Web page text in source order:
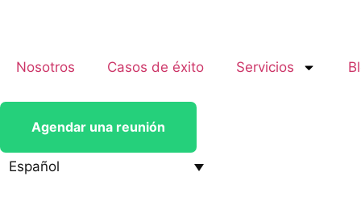
Nosotros Casos de éxito Servicios
Agendar una reunión
Español